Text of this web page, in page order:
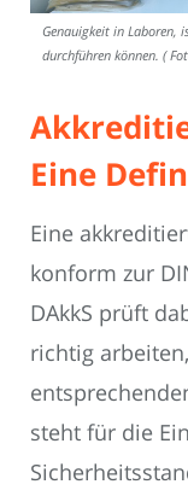
Genauigkeit in Laboren,
durchführen können. (
Eine
Eine
konform zur
DAkkS prüft
richtig
steht für die